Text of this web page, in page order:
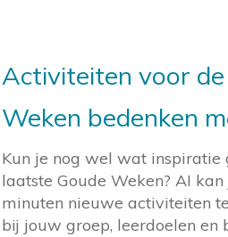
Activiteiten voor de
Weken bedenken
Kun je nog wel wat inspiratie
laatste Goude Weken? AI
minuten nieuwe activiteiten
bij jouw groep, leerdoelen en